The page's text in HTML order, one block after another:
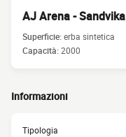
AJ Arena - Sandvika
Superficie:erba sintetica
Capacità:2000
Informazioni
Tipologia